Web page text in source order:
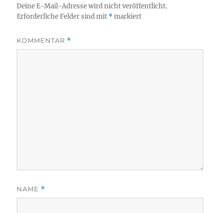
l
i
n
Deine E-Mail-Adresse wird nicht veröffentlicht.
Erforderliche Felder sind mit *markiert
KOMMENTAR *
NAME *